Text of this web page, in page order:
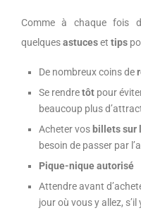
Comme à chaque fois
quelquesastuceset tips
De nombreux coins de
Se rendretôt pour
beaucoup plus
Acheter vos billets sur
besoin de passer par
Pique-nique autorisé
Attendre avant
jour où vous y allez,